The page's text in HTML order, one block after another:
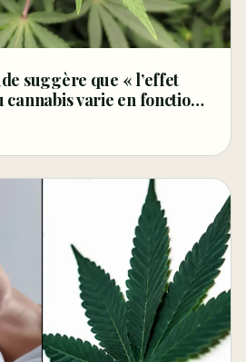
suggère que « l’effet
cannabis varie en fonction
récepteurs